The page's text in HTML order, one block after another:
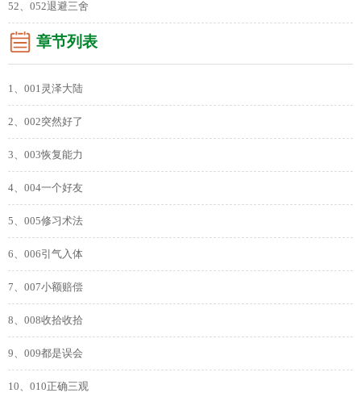
52、052退避三舍
章节列表
1、001灵泽大陆
2、002突然好了
3、003恢复能力
4、004一个好友
5、005修习术法
6、006引气入体
7、007小额赔偿
8、008收拾收拾
9、009都是误会
10、010正确三观